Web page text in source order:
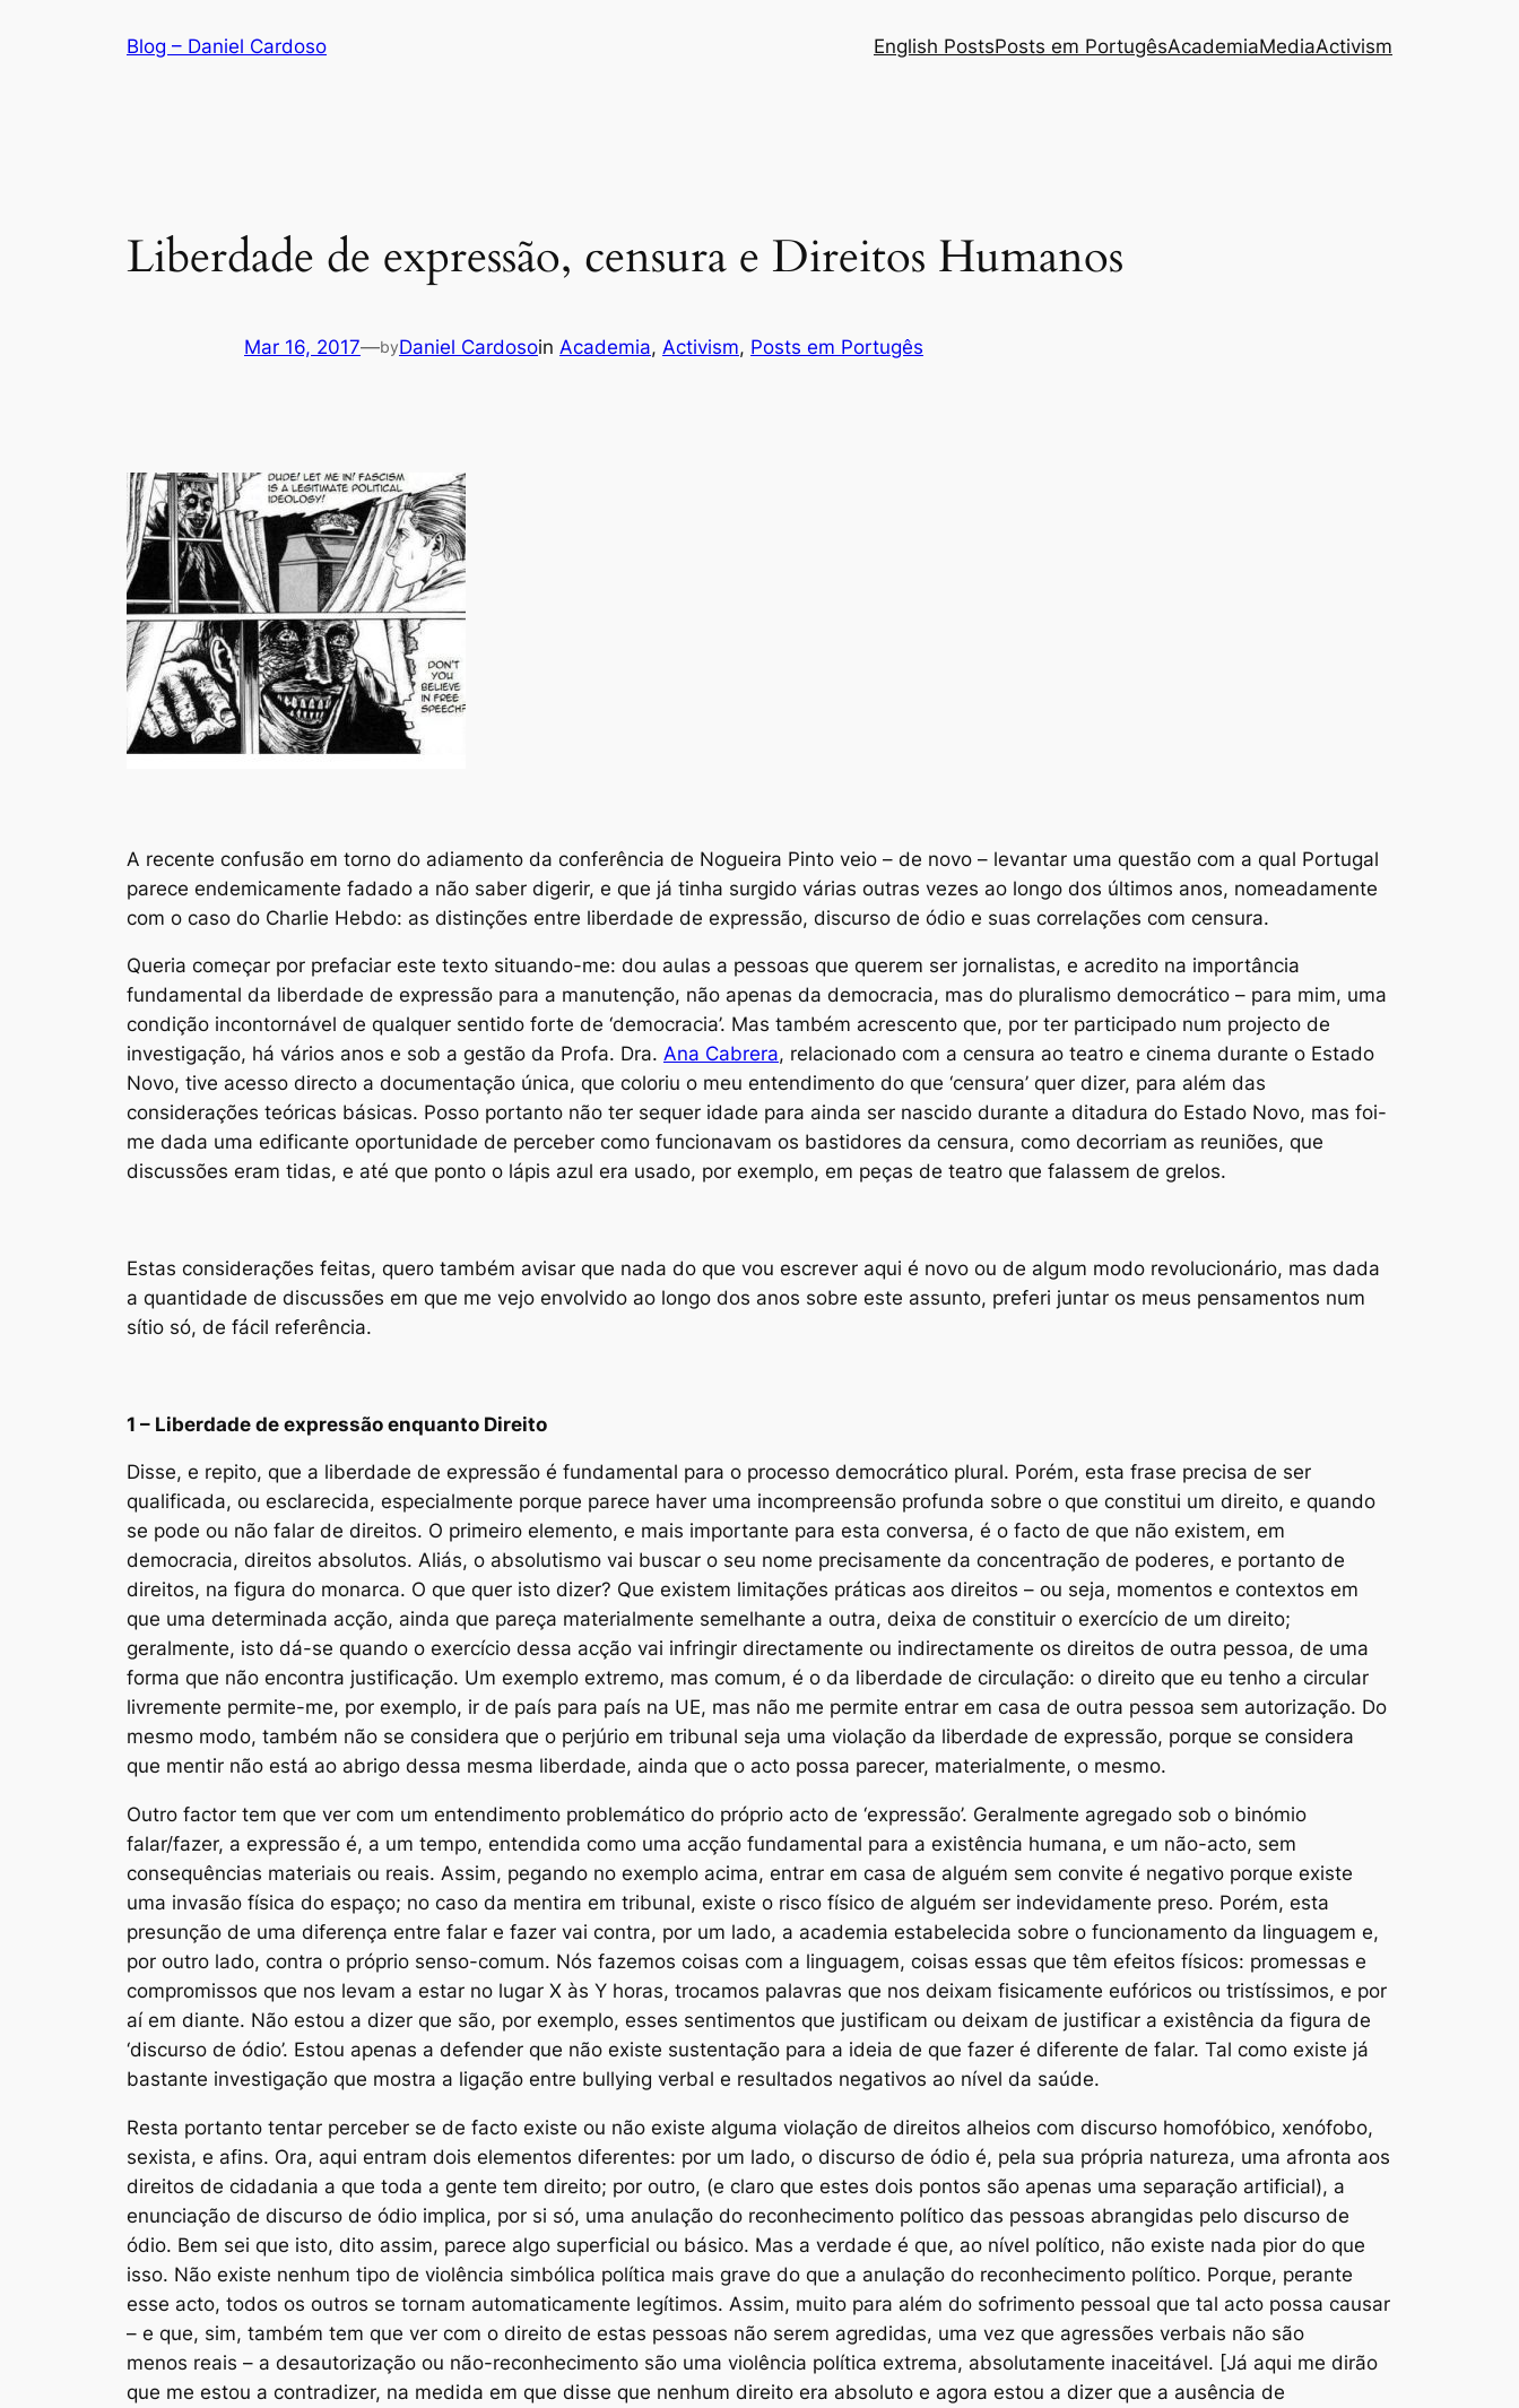
Blog – Daniel Cardoso English PostsPosts em PortugêsAcademiaMediaActivism
Liberdade de expressão, censura e Direitos Humanos
Mar 16, 2017—byDaniel Cardosoin Academia, Activism, Posts em Portugês
A recente confusão em torno do adiamento da conferência de Nogueira Pinto veio – de novo – levantar uma questão com a qual Portugal
parece endemicamente fadado a não saber digerir, e que já tinha surgido várias outras vezes ao longo dos últimos anos, nomeadamente
com o caso do Charlie Hebdo: as distinções entre liberdade de expressão, discurso de ódio e suas correlações com censura.
Queria começar por prefaciar este texto situando-me: dou aulas a pessoas que querem ser jornalistas, e acredito na importância
fundamental da liberdade de expressão para a manutenção, não apenas da democracia, mas do pluralismo democrático – para mim, uma
condição incontornável de qualquer sentido forte de ‘democracia’. Mas também acrescento que, por ter participado num projecto de
investigação, há vários anos e sob a gestão da Profa. Dra. Ana Cabrera, relacionado com a censura ao teatro e cinema durante o Estado
Novo, tive acesso directo a documentação única, que coloriu o meu entendimento do que ‘censura’ quer dizer, para além das
considerações teóricas básicas. Posso portanto não ter sequer idade para ainda ser nascido durante a ditadura do Estado Novo, mas foi-
me dada uma edificante oportunidade de perceber como funcionavam os bastidores da censura, como decorriam as reuniões, que
discussões eram tidas, e até que ponto o lápis azul era usado, por exemplo, em peças de teatro que falassem de grelos.
Estas considerações feitas, quero também avisar que nada do que vou escrever aqui é novo ou de algum modo revolucionário, mas dada
a quantidade de discussões em que me vejo envolvido ao longo dos anos sobre este assunto, preferi juntar os meus pensamentos num
sítio só, de fácil referência.
1 – Liberdade de expressão enquanto Direito
Disse, e repito, que a liberdade de expressão é fundamental para o processo democrático plural. Porém, esta frase precisa de ser
qualificada, ou esclarecida, especialmente porque parece haver uma incompreensão profunda sobre o que constitui um direito, e quando
se pode ou não falar de direitos. O primeiro elemento, e mais importante para esta conversa, é o facto de que não existem, em
democracia, direitos absolutos. Aliás, o absolutismo vai buscar o seu nome precisamente da concentração de poderes, e portanto de
direitos, na figura do monarca. O que quer isto dizer? Que existem limitações práticas aos direitos – ou seja, momentos e contextos em
que uma determinada acção, ainda que pareça materialmente semelhante a outra, deixa de constituir o exercício de um direito;
geralmente, isto dá-se quando o exercício dessa acção vai infringir directamente ou indirectamente os direitos de outra pessoa, de uma
forma que não encontra justificação. Um exemplo extremo, mas comum, é o da liberdade de circulação: o direito que eu tenho a circular
livremente permite-me, por exemplo, ir de país para país na UE, mas não me permite entrar em casa de outra pessoa sem autorização. Do
mesmo modo, também não se considera que o perjúrio em tribunal seja uma violação da liberdade de expressão, porque se considera
que mentir não está ao abrigo dessa mesma liberdade, ainda que o acto possa parecer, materialmente, o mesmo.
Outro factor tem que ver com um entendimento problemático do próprio acto de ‘expressão’. Geralmente agregado sob o binómio
falar/fazer, a expressão é, a um tempo, entendida como uma acção fundamental para a existência humana, e um não-acto, sem
consequências materiais ou reais. Assim, pegando no exemplo acima, entrar em casa de alguém sem convite é negativo porque existe
uma invasão física do espaço; no caso da mentira em tribunal, existe o risco físico de alguém ser indevidamente preso. Porém, esta
presunção de uma diferença entre falar e fazer vai contra, por um lado, a academia estabelecida sobre o funcionamento da linguagem e,
por outro lado, contra o próprio senso-comum. Nós fazemos coisas com a linguagem, coisas essas que têm efeitos físicos: promessas e
compromissos que nos levam a estar no lugar X às Y horas, trocamos palavras que nos deixam fisicamente eufóricos ou tristíssimos, e por
aí em diante. Não estou a dizer que são, por exemplo, esses sentimentos que justificam ou deixam de justificar a existência da figura de
‘discurso de ódio’. Estou apenas a defender que não existe sustentação para a ideia de que fazer é diferente de falar. Tal como existe já
bastante investigação que mostra a ligação entre bullying verbal e resultados negativos ao nível da saúde.
Resta portanto tentar perceber se de facto existe ou não existe alguma violação de direitos alheios com discurso homofóbico, xenófobo,
sexista, e afins. Ora, aqui entram dois elementos diferentes: por um lado, o discurso de ódio é, pela sua própria natureza, uma afronta aos
direitos de cidadania a que toda a gente tem direito; por outro, (e claro que estes dois pontos são apenas uma separação artificial), a
enunciação de discurso de ódio implica, por si só, uma anulação do reconhecimento político das pessoas abrangidas pelo discurso de
ódio. Bem sei que isto, dito assim, parece algo superficial ou básico. Mas a verdade é que, ao nível político, não existe nada pior do que
isso. Não existe nenhum tipo de violência simbólica política mais grave do que a anulação do reconhecimento político. Porque, perante
esse acto, todos os outros se tornam automaticamente legítimos. Assim, muito para além do sofrimento pessoal que tal acto possa causar
– e que, sim, também tem que ver com o direito de estas pessoas não serem agredidas, uma vez que agressões verbais não são
menos reais – a desautorização ou não-reconhecimento são uma violência política extrema, absolutamente inaceitável. [Já aqui me dirão
que me estou a contradizer, na medida em que disse que nenhum direito era absoluto e agora estou a dizer que a ausência de